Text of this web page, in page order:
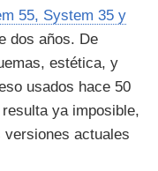
55, System 35 y
dos años. De
estética, y
usados hace 50
ya imposible,
versiones actuales